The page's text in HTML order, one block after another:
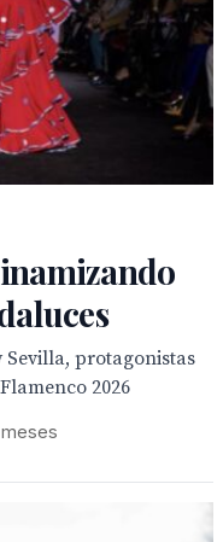
Sevilla, protagonistas
2026